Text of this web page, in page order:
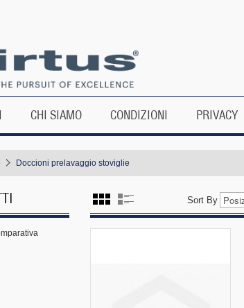
CHI SIAMO CONDIZIONI PRIVACY
Doccioni prelavaggio stoviglie
Sort By